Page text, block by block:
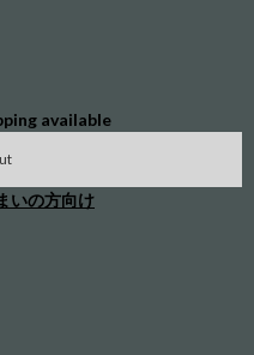
available
いの方向け